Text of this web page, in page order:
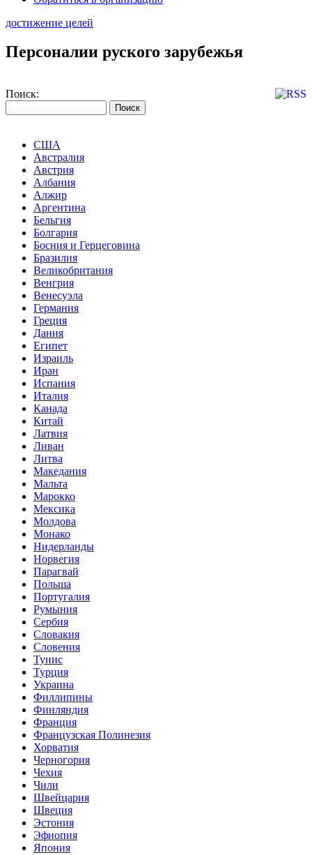
достижение целей
Персоналии руского зарубежья
Поиск:
США
Австралия
Австрия
Албания
Алжир
Аргентина
Бельгия
Болгария
Босния и Герцеговина
Бразилия
Великобритания
Венгрия
Венесуэла
Германия
Греция
Дания
Египет
Израиль
Иран
Испания
Италия
Канада
Китай
Латвия
Ливан
Литва
Македания
Мальта
Марокко
Мексика
Молдова
Монако
Нидерланды
Норвегия
Парагвай
Польша
Португалия
Румыния
Сербия
Словакия
Словения
Тунис
Турция
Украина
Филлипины
Финляндия
Франция
Французская Полинезия
Хорватия
Черногория
Чехия
Чили
Швейцария
Швеция
Эстония
Эфиопия
Япония